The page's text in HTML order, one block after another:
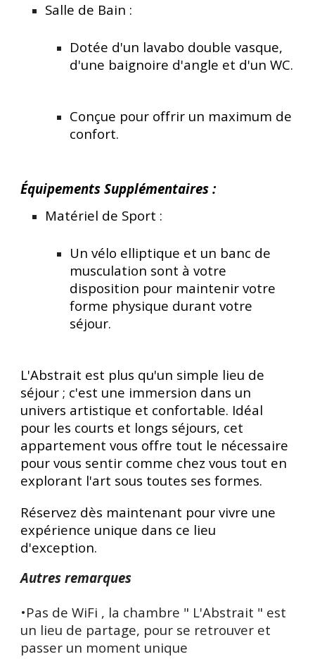
Salle de Bain :
Dotée d'un lavabo double vasque,
d'une baignoire d'angle et d'un WC.
Conçue pour offrir un maximum de
confort.
Équipements Supplémentaires :
Matériel de Sport :
Un vélo elliptique et un banc de
musculation sont à votre
disposition pour maintenir votre
forme physique durant votre
séjour.
L'Abstrait est plus qu'un simple lieu de
séjour ; c'est une immersion dans un
univers artistique et confortable. Idéal
pour les courts et longs séjours, cet
appartement vous offre tout le nécessaire
pour vous sentir comme chez vous tout en
explorant l'art sous toutes ses formes.
Réservez dès maintenant pour vivre une
expérience unique dans ce lieu
d'exception.
Autres remarques
•Pas de WiFi , la chambre " L'Abstrait " est
un lieu de partage, pour se retrouver et
passer un moment unique